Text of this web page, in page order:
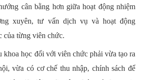
cân bằng hơn giữa hoạt động nhiệm
xuyên, tư vấn dịch vụ và hoạt động
của từng viên chức.
khoa học đối với viên chức phải vừa tạo ra
vừa có cơ chế thu nhập, chính sách để